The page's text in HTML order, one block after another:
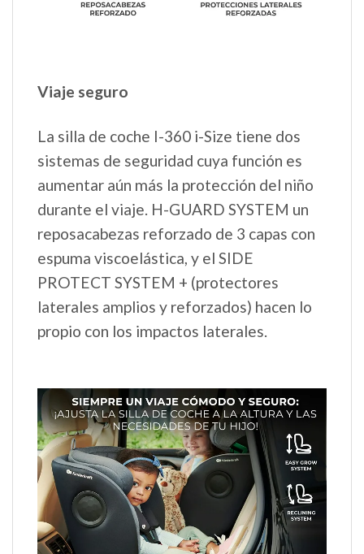
Viaje seguro
La silla de coche I-360 i-Size tiene dos
sistemas de seguridad cuya función es
aumentar aún más la protección del niño
durante el viaje. H-GUARD SYSTEM un
reposacabezas reforzado de 3 capas con
espuma viscoelástica, y el SIDE
PROTECT SYSTEM + (protectores
laterales amplios y reforzados) hacen lo
propio con los impactos laterales.